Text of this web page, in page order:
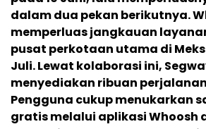
dalam dua pekan berikutnya.
memperluas jangkauan
pusat perkotaan utama di
Juli. Lewat kolaborasi ini,
menyediakan ribuan
Pengguna cukup menukarkan
gratis melalui aplikasi Whoosh